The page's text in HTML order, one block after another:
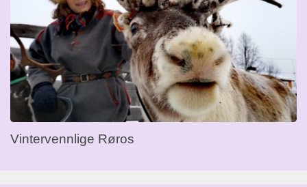
Vintervennlige Røros